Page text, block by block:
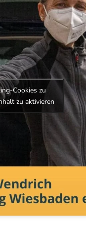
Cookies zu
zu aktivieren